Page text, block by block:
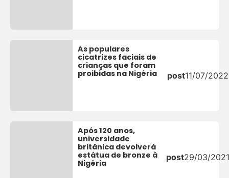
As populares
cicatrizes faciais de
crianças que foram
proibidas na Nigéria
post11/07/2022
Após 120 anos,
universidade
britânica devolverá
estátua de bronze à
Nigéria
post29/03/